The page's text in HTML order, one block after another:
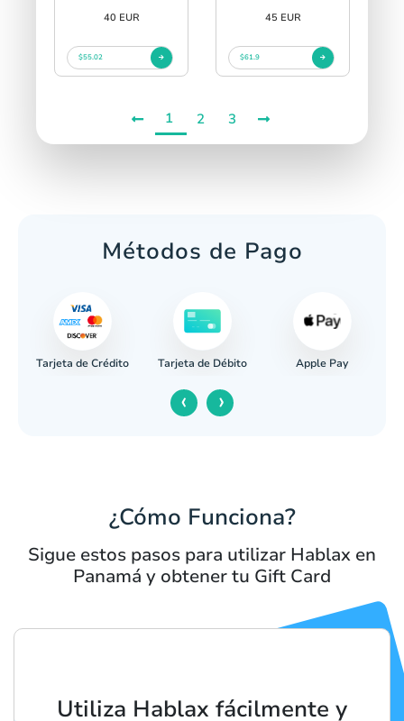
40 EUR
$55.02
45 EUR
$61.9
1 2 3
Métodos de Pago
Tarjeta de Crédito Tarjeta de Débito Apple Pay
‹ ›
¿Cómo Funciona?
Sigue estos pasos para utilizar Hablax en
Panamá y obtener tu Gift Card
Utiliza Hablax fácilmente y